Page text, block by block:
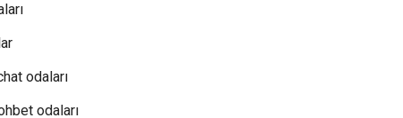
odaları
odaları